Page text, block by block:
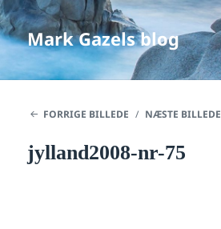
Mark Gazels blog
FORRIGE BILLEDE
NÆSTE BILLEDE
jylland2008-nr-75